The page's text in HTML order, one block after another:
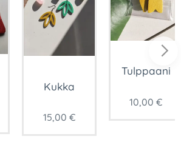
Kukka
15,00€
Tulppaani
10,00€